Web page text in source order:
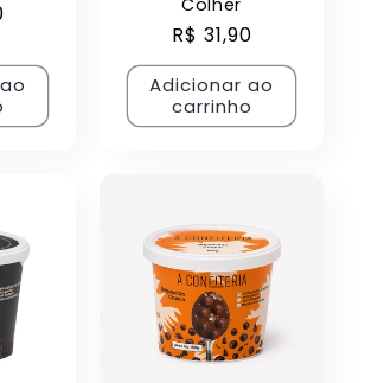
Preço
normal
R$ 31,90
Adicionar ao
carrinho